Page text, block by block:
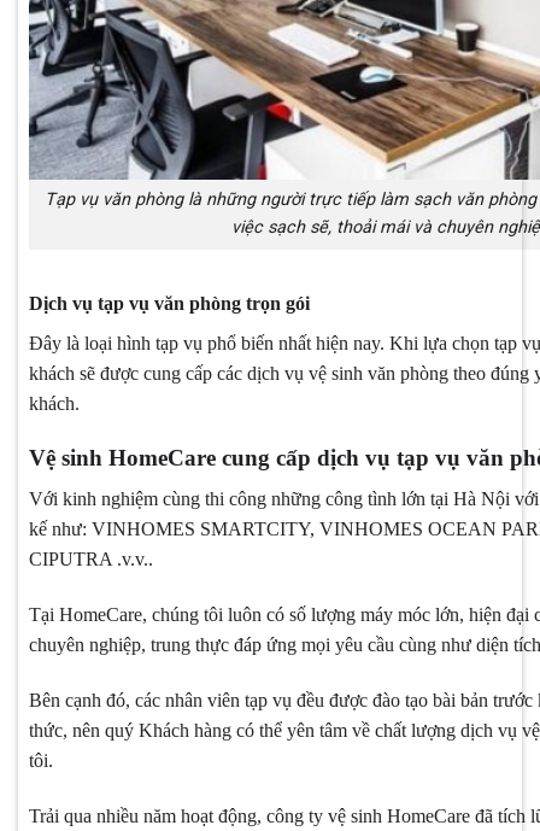
Tạp vụ văn phòng là những người trực tiếp làm sạch văn
việc sạch sẽ, thoải mái và chuyên
Dịch vụ tạp vụ văn phòng trọn gói
Đây là loại hình tạp vụ phổ biến nhất hiện nay. Khi lựa chọn tạp
khách sẽ được cung cấp các dịch vụ vệ sinh văn phòng theo đúng
khách.
Vệ sinh HomeCare cung cấp dịch vụ tạp vụ văn
Với kinh nghiệm cùng thi công những công tình lớn tại Hà Nội
kế như: VINHOMES SMARTCITY, VINHOMES OCEAN
CIPUTRA .v.v..
Tại HomeCare, chúng tôi luôn có số lượng máy móc lớn, hiện đại
chuyên nghiệp, trung thực đáp ứng mọi yêu cầu cùng như diện
Bên cạnh đó, các nhân viên tạp vụ đều được đào tạo bài bản
thức, nên quý Khách hàng có thể yên tâm về chất lượng dịch vụ
tôi.
Trải qua nhiều năm hoạt động, công ty vệ sinh HomeCare đã tích